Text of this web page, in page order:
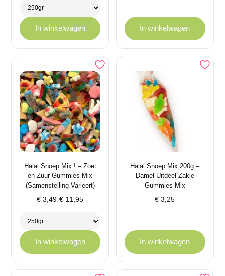
tot
€ 12,95
In winkelwagen
was:
€ 6,99.
is:
€ 3,75.
In winkelwagen
Halal Snoep Mix ! – Zoet
en Zuur Gummies Mix
(Samenstelling Varieert)
€ 3,49-€ 11,95
Prijsklasse:
tot
€ 11,95
In winkelwagen
Halal Snoep Mix 200g –
Damel Uitdeel Zakje
Gummies Mix
€ 3,25
In winkelwagen